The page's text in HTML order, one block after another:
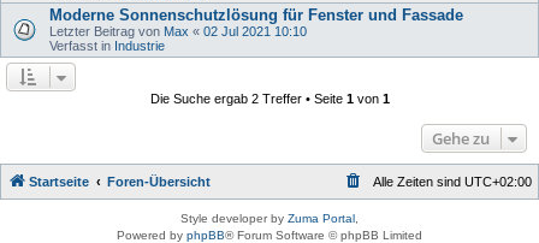
Moderne Sonnenschutzlösung für Fenster und Fassade
Letzter Beitrag von Max « 02 Jul 2021 10:10
Verfasst in Industrie
Die Suche ergab 2 Treffer • Seite 1von 1
Gehe zu
Startseite Foren-Übersicht Alle Zeiten sind UTC+02:00
Style developer by Zuma Portal
Powered by phpBB® Forum Software © phpBB Limited